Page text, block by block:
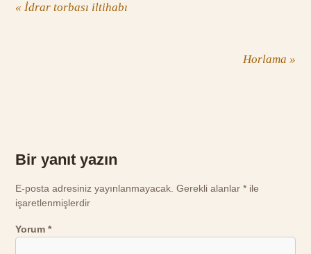
« İdrar torbası iltihabı
Horlama »
Bir yanıt yazın
E-posta adresiniz yayınlanmayacak. Gerekli alanlar* ile
işaretlenmişlerdir
Yorum*